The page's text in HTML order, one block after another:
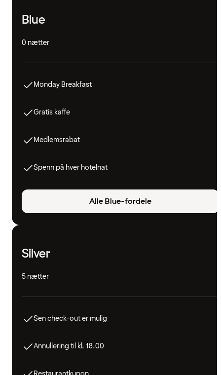
Blue
0 nætter
Monday Breakfast
Gratis kaffe
Medlemsrabat
Spenn på hver hotelnat
Alle Blue-fordele
Silver
5 nætter
Sen check-out er mulig
Annullering til kl. 18.00